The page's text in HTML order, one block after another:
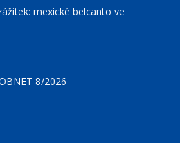
mexické belcanto ve
8/2026